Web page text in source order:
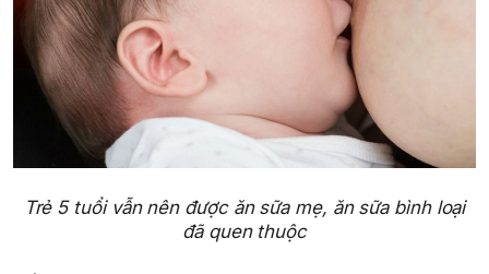
Trẻ 5 tuổi vẫn nên được ăn sữa mẹ, ăn sữa bình loại
đã quen thuộc